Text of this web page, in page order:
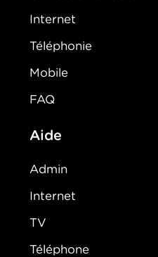
Internet
Téléphonie
Mobile
FAQ
Aide
Admin
Internet
TV
Téléphone